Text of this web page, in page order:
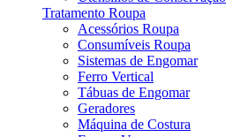
Tratamento Roupa
Acessórios Roupa
Consumíveis Roupa
Sistemas de Engomar
Ferro Vertical
Tábuas de Engomar
Geradores
Máquina de Costura